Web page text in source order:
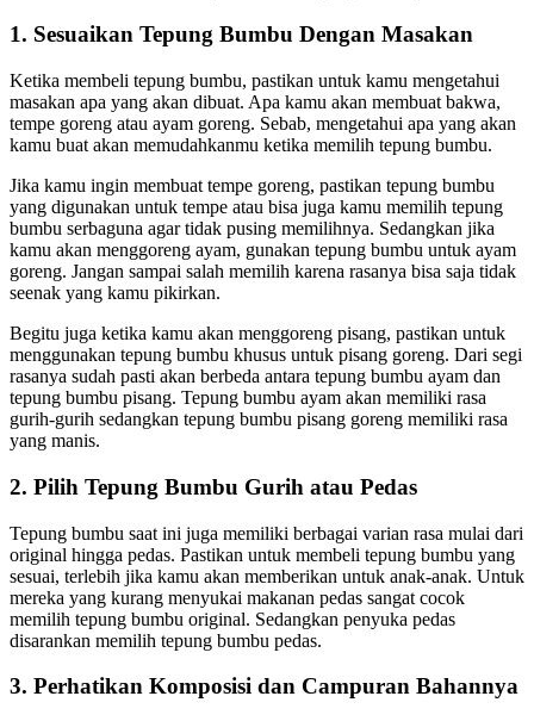
1. Sesuaikan Tepung Bumbu Dengan Masakan
Ketika membeli tepung bumbu, pastikan untuk kamu mengetahui
masakan apa yang akan dibuat. Apa kamu akan membuat bakwa,
tempe goreng atau ayam goreng. Sebab, mengetahui apa yang akan
kamu buat akan memudahkanmu ketika memilih tepung bumbu.
Jika kamu ingin membuat tempe goreng, pastikan tepung bumbu
yang digunakan untuk tempe atau bisa juga kamu memilih tepung
bumbu serbaguna agar tidak pusing memilihnya. Sedangkan jika
kamu akan menggoreng ayam, gunakan tepung bumbu untuk ayam
goreng. Jangan sampai salah memilih karena rasanya bisa saja tidak
seenak yang kamu pikirkan.
Begitu juga ketika kamu akan menggoreng pisang, pastikan untuk
menggunakan tepung bumbu khusus untuk pisang goreng. Dari segi
rasanya sudah pasti akan berbeda antara tepung bumbu ayam dan
tepung bumbu pisang. Tepung bumbu ayam akan memiliki rasa
gurih-gurih sedangkan tepung bumbu pisang goreng memiliki rasa
yang manis.
2. Pilih Tepung Bumbu Gurih atau Pedas
Tepung bumbu saat ini juga memiliki berbagai varian rasa mulai dari
original hingga pedas. Pastikan untuk membeli tepung bumbu yang
sesuai, terlebih jika kamu akan memberikan untuk anak-anak. Untuk
mereka yang kurang menyukai makanan pedas sangat cocok
memilih tepung bumbu original. Sedangkan penyuka pedas
disarankan memilih tepung bumbu pedas.
3. Perhatikan Komposisi dan Campuran Bahannya